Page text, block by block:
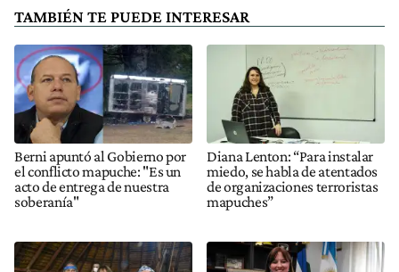
TAMBIÉN TE PUEDE INTERESAR
Berni apuntó al Gobierno por
el conflicto mapuche: "Es un
acto de entrega de nuestra
soberanía"
Diana Lenton: “Para instalar
miedo, se habla de atentados
de organizaciones terroristas
mapuches”